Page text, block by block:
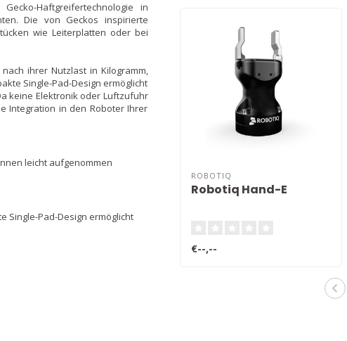
Haftgreifertechnologie in
Die von Geckos inspirierte
wie Leiterplatten oder bei
ihrer Nutzlast in Kilogramm,
Single-Pad-Design ermöglicht
keine Elektronik oder Luftzufuhr
Integration in den Roboter Ihrer
leicht aufgenommen
Single-Pad-Design ermöglicht
ROBOTIQ
Robotiq Hand-E
€--,--